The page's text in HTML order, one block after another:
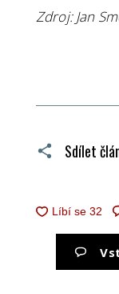
Zdroj: Jan
Sdílet